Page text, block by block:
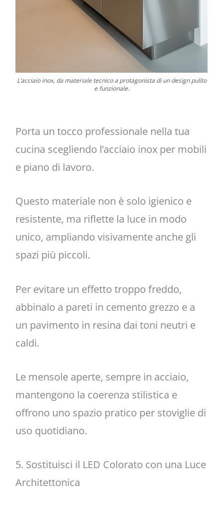
L’acciaio inox, da materiale tecnico a protagonista di un design pulito
e funzionale.
Porta un tocco professionale nella tua
cucina scegliendo l’acciaio inox per mobili
e piano di lavoro.
Questo materiale non è solo igienico e
resistente, ma riflette la luce in modo
unico, ampliando visivamente anche gli
spazi più piccoli.
Per evitare un effetto troppo freddo,
abbinalo a pareti in cemento grezzo e a
un pavimento in resina dai toni neutri e
caldi.
Le mensole aperte, sempre in acciaio,
mantengono la coerenza stilistica e
offrono uno spazio pratico per stoviglie di
uso quotidiano.
5. Sostituisci il LED Colorato con una Luce
Architettonica